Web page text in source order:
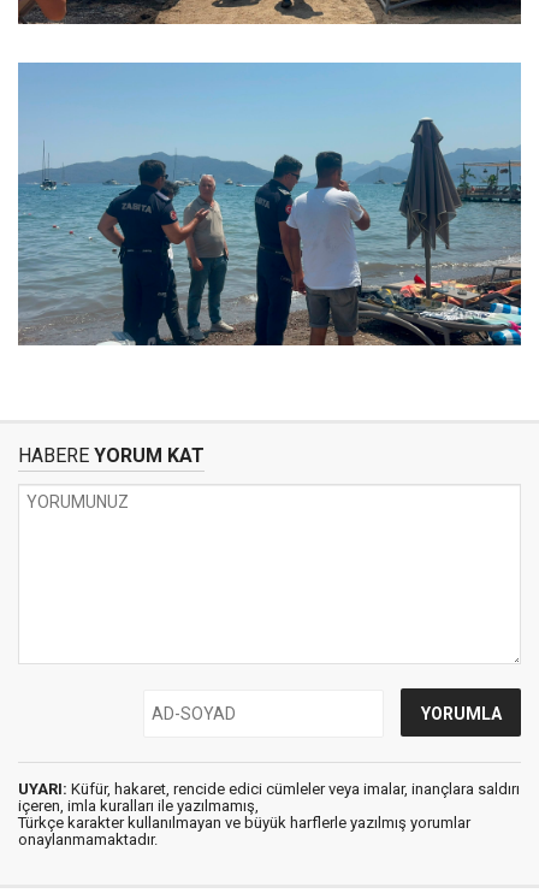
HABERE YORUM KAT
UYARI: Küfür, hakaret, rencide edici cümleler veya imalar, inançlara saldırı
içeren, imla kuralları ile yazılmamış,
Türkçe karakter kullanılmayan ve büyük harflerle yazılmış yorumlar
onaylanmamaktadır.